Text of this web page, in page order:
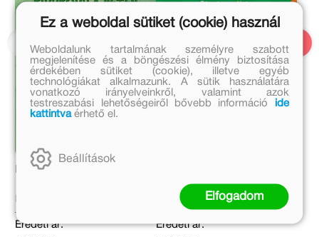
Kippkopp a réten
Eredeti ár:
Marék Veronika
Eredeti ár:
Ez a weboldal sütiket (cookie) használ
Weboldalunk tartalmának személyre szabott
megjelenítése és a böngészési élmény biztosítása
érdekében sütiket (cookie), illetve egyéb
technológiákat alkalmazunk. A sütik használatára
vonatkozó irányelveinkről, valamint azok
testreszabási lehetőségeiről bővebb információ
ide
kattintvaérhető el.
Beállítások
Elfogadom